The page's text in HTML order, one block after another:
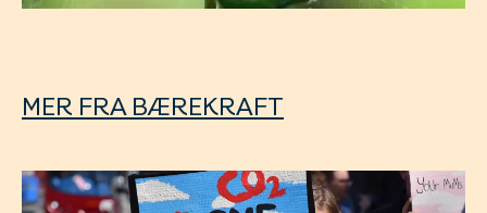
MER FRA BÆREKRAFT